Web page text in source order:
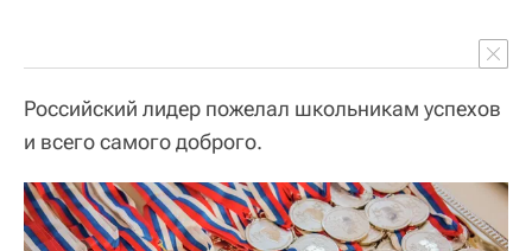
Российский лидер пожелал школьникам успехов
и всего самого доброго.